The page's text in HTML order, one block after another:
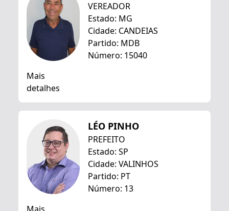
VEREADOR
Estado: MG
Cidade: CANDEIAS
Partido: MDB
Número: 15040
Mais
detalhes
LÉO PINHO
PREFEITO
Estado: SP
Cidade: VALINHOS
Partido: PT
Número: 13